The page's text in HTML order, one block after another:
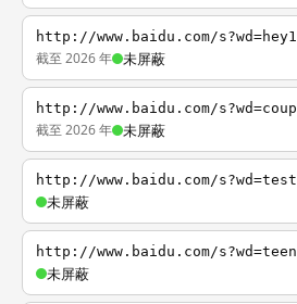
http://www.baidu.com/s?wd=hey1
截至 2026 年 未屏蔽
http://www.baidu.com/s?wd=coup
截至 2026 年 未屏蔽
http://www.baidu.com/s?wd=test
未屏蔽
http://www.baidu.com/s?wd=teen
未屏蔽